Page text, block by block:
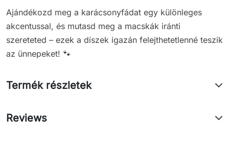
Ajándékozd meg a karácsonyfádat egy különleges
akcentussal, és mutasd meg a macskák iránti
szereteted – ezek a díszek igazán felejthetetlenné teszik
az ünnepeket! 🐾
Termék részletek
Reviews